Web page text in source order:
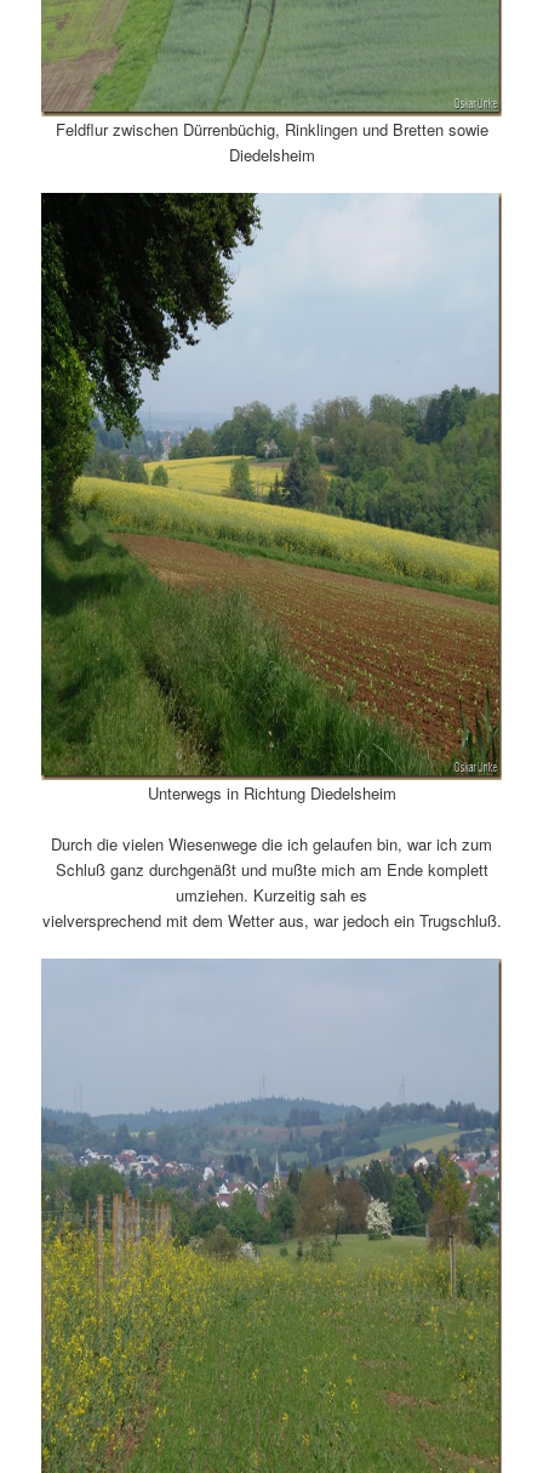
Feldflur zwischen Dürrenbüchig, Rinklingen und Bretten sowie
Diedelsheim
Unterwegs in Richtung Diedelsheim
Durch die vielen Wiesenwege die ich gelaufen bin, war ich zum
Schluß ganz durchgenäßt und mußte mich am Ende komplett
umziehen. Kurzeitig sah es
vielversprechend mit dem Wetter aus, war jedoch ein Trugschluß.